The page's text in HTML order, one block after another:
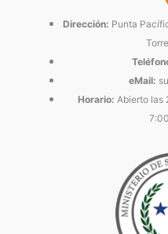
Dirección: Punta
eMail:
Horario: Abierto las